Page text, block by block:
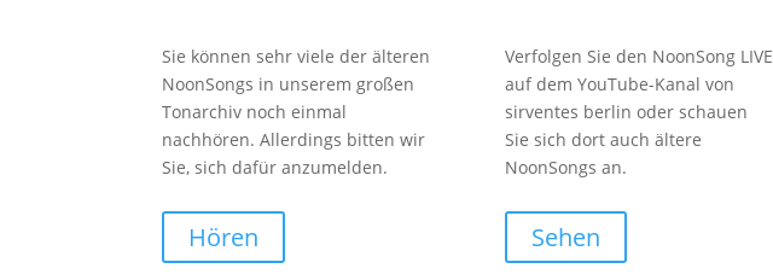
Sie können sehr viele der älteren
NoonSongs in unserem großen
Tonarchiv noch einmal
nachhören. Allerdings bitten wir
Sie, sich dafür anzumelden.
Hören
Verfolgen Sie den NoonSong LIVE
auf dem YouTube-Kanal von
sirventes berlin oder schauen
Sie sich dort auch ältere
NoonSongs an.
Sehen